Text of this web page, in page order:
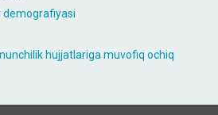
demografiyasi
hujjatlariga muvofiq ochiq